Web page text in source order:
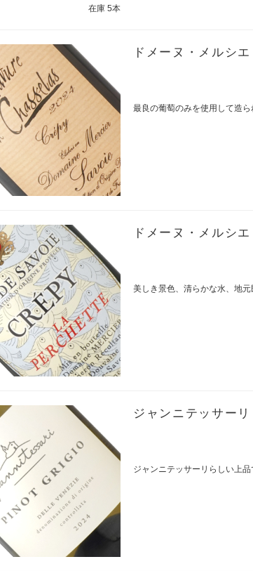
在庫 5本
ドメーヌ・メルシ
最良の葡萄のみを使用して造
ドメーヌ・メルシ
美しき景色、清らかな水、地
ジャンニテッサー
ジャンニテッサーリらしい上